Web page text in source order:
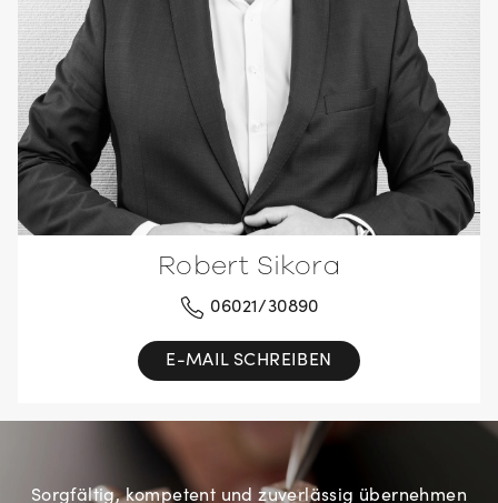
Robert Sikora
06021/30890
E-MAIL SCHREIBEN
Sorgfältig, kompetent und zuverlässig übernehmen